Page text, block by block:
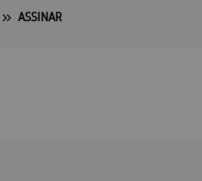
ASSINAR